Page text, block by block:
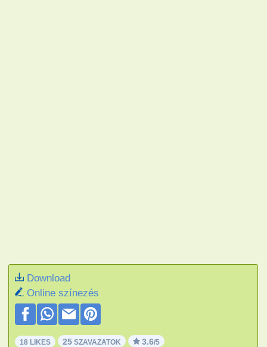
Download
Online színezés
18 LIKES 25 SZAVAZATOK 3.6/5